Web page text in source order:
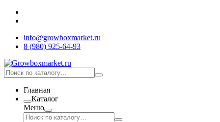
info@growboxmarket.ru
8 (980) 925-64-93
Главная
Каталог
Меню